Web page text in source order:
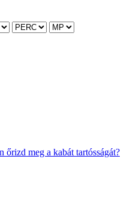
meg a kabát tartósságát?